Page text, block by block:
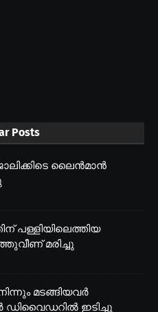
Posts
ലൈൻമാൻ
പള്ളിയിലെത്തിയ
മരിച്ചു
മടങ്ങിയവർ
ഡിവൈഡറിൽ ഇടിച്ചു